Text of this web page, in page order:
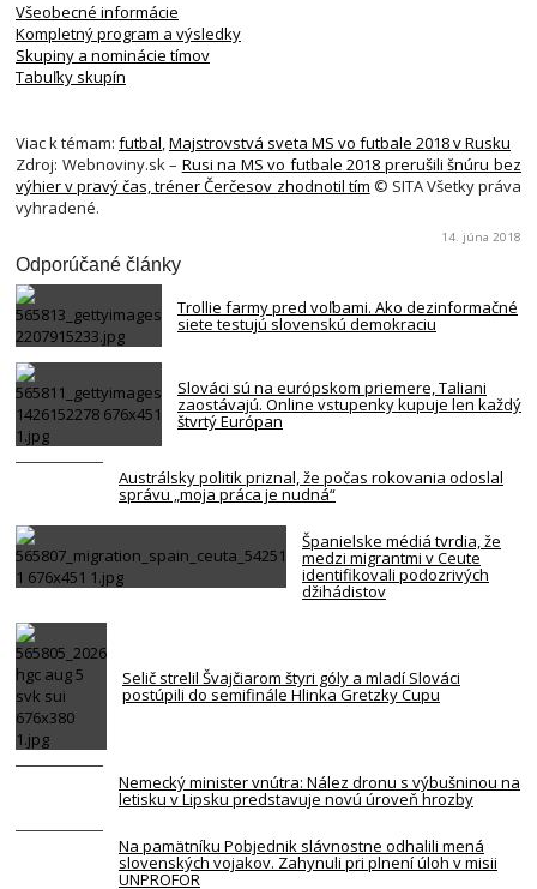
Všeobecné informácie
Kompletný program a výsledky
Skupiny a nominácie tímov
Tabuľky skupín
Viac k témam: futbal,Majstrovstvá sveta MS vo futbale 2018 v Rusku
Zdroj: Webnoviny.sk – Rusi na MS vo futbale 2018 prerušili šnúru bez
výhier v pravý čas, tréner Čerčesov zhodnotil tím © SITA Všetky práva
vyhradené.
14. júna 2018
Odporúčané články
Trollie farmy pred voľbami. Ako dezinformačné
siete testujú slovenskú demokraciu
Slováci sú na európskom priemere, Taliani
zaostávajú. Online vstupenky kupuje len každý
štvrtý Európan
Austrálsky politik priznal, že počas rokovania odoslal
správu „moja práca je nudná“
Španielske médiá tvrdia, že
medzi migrantmi v Ceute
identifikovali podozrivých
džihádistov
Selič strelil Švajčiarom štyri góly a mladí Slováci
postúpili do semifinále Hlinka Gretzky Cupu
Nemecký minister vnútra: Nález dronu s výbušninou na
letisku v Lipsku predstavuje novú úroveň hrozby
Na pamätníku Pobjednik slávnostne odhalili mená
slovenských vojakov. Zahynuli pri plnení úloh v misii
UNPROFOR